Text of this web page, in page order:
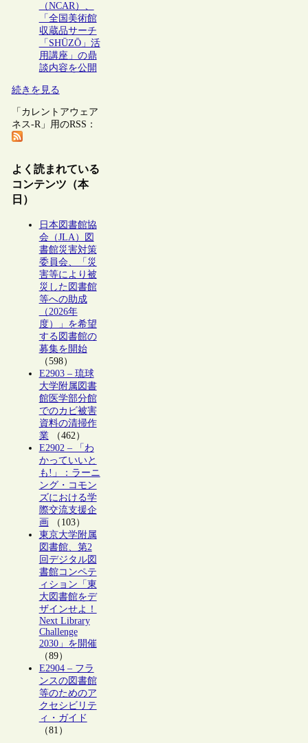
（NCAR）、
「全国美術館
収蔵品サーチ
「SHŪZŌ」活
用講座」の鼎
談内容を公開
続きを見る
「カレントアウェア
ネス-R」用のRSS：
よく読まれている
コンテンツ（本
日）
日本図書館協
会（JLA）図
書館災害対策
委員会、「災
害等により被
災した図書館
等への助成
（2026年
度）」を希望
する図書館の
募集を開始
（598）
E2903 – 琉球
大学附属図書
館医学部分館
でのカビ被害
資料の清掃作
業（462）
E2902 – 「わ
かっていいと
も!」：ラーニ
ング・コモン
ズにおける学
際交流支援企
画（103）
東京大学附属
図書館、第2
回デジタル図
書館コンペテ
ィション「東
大図書館をデ
ザインせよ！
Next Library
Challenge
2030」を開催
（89）
E2904 – フラ
ンスの図書館
等のためのア
クセシビリテ
ィ・ガイド
（81）